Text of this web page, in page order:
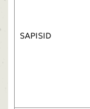
SAPISID